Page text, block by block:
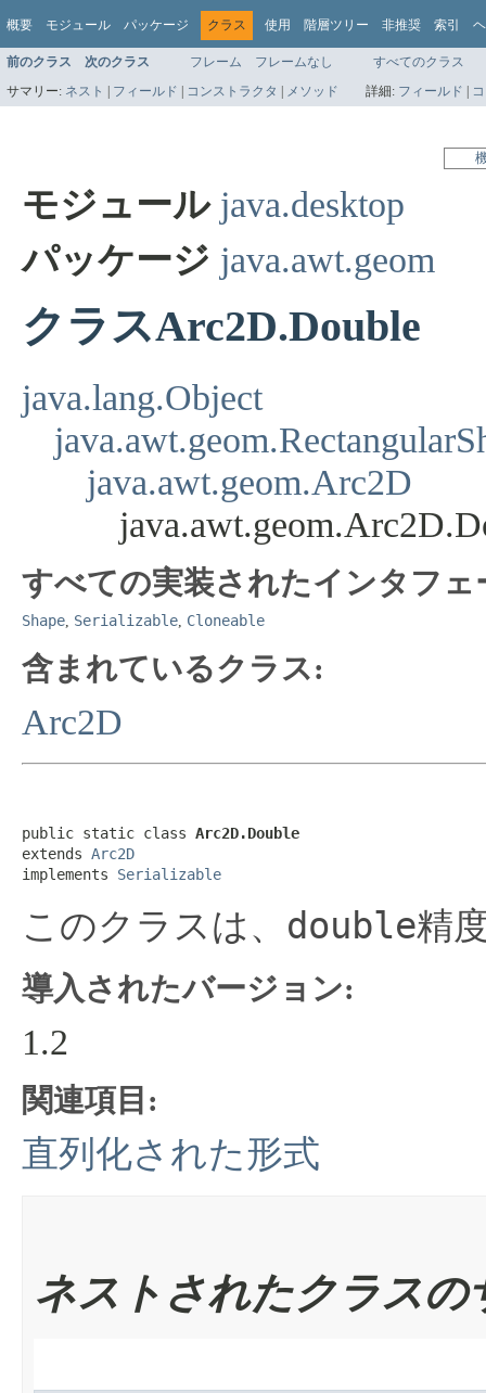
概要 モジュール パッケージ クラス 使用 階層ツリー 非推奨 索引
前のクラス 次のクラス フレーム フレームなし
すべてのクラス
サマリー: ネスト | フィールド | コンストラクタ | メソッド 詳細: フィールド |
モジュール java.desktop
パッケージ java.awt.geom
クラスArc2D.Double
java.lang.Object
java.awt.geom.Arc2D
すべての実装されたインタフェ
Shape, Serializable, Cloneable
含まれているクラス:
Arc2D
public static class Arc2D.Double
extends Arc2D
implements Serializable
このクラスは、 double精
導入されたバージョン:
1.2
関連項目:
直列化された形式
ネストされたクラスの